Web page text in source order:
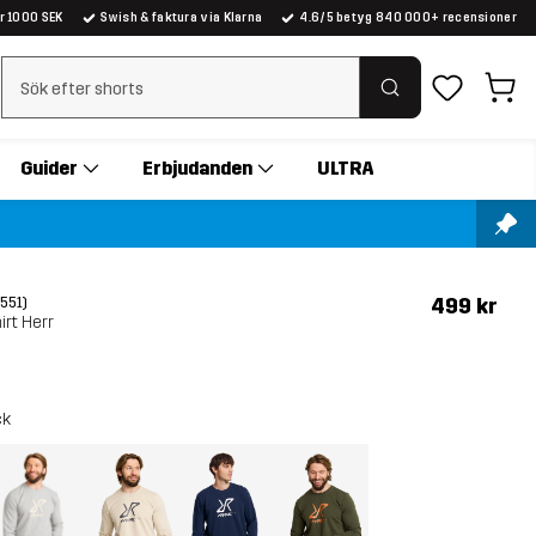
1000 SEK Swish & faktura via Klarna 4.6/5 betyg 840 000+ recensioner
Rensa sök
Guider Erbjudanden ULTRA
Herr
499 kr